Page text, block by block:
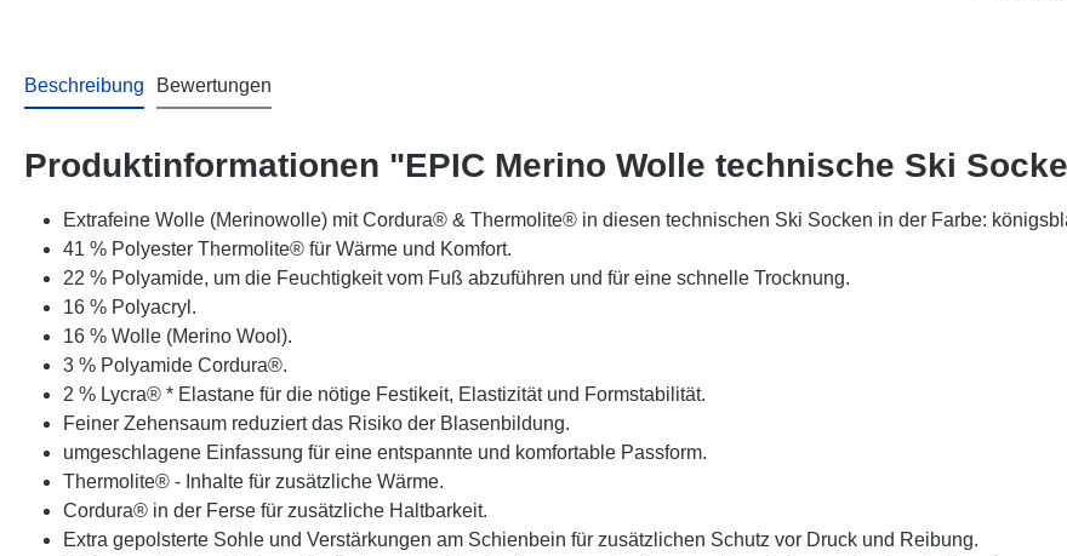
Beschreibung Bewertungen
Produktinformationen "EPIC Merino Wolle technische Ski
Extrafeine Wolle (Merinowolle) mit Cordura® & Thermolite® in diesen technischen Ski Socken in der Farbe:
41 % Polyester Thermolite® für Wärme und Komfort.
22 % Polyamide, um die Feuchtigkeit vom Fuß abzuführen und für eine schnelle Trocknung.
16 % Polyacryl.
16 % Wolle (Merino Wool).
3 % Polyamide Cordura®.
2 % Lycra® * Elastane für die nötige Festikeit, Elastizität und Formstabilität.
Feiner Zehensaum reduziert das Risiko der Blasenbildung.
umgeschlagene Einfassung für eine entspannte und komfortable Passform.
Thermolite® - Inhalte für zusätzliche Wärme.
Cordura® in der Ferse für zusätzliche Haltbarkeit.
Extra gepolsterte Sohle und Verstärkungen am Schienbein für zusätzlichen Schutz vor Druck und Reibung.